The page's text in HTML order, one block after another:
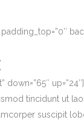
down=”65″
tincidunt ut
suscipit